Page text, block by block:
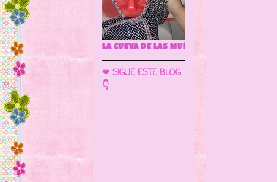
LA CUEVA DE LAS MUÑECAS
❤ SIGUE ESTE BLOG
👇